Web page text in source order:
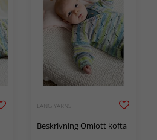
LANG YARNS
Beskrivning Omlott kofta